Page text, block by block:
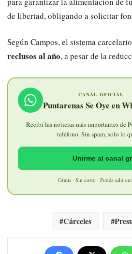
de libertad, obligando a solicitar
Según Campos, el sistema
reclusos al año, a pesar de la
CANAL OFICIAL
Puntarenas Se Oye en
Recibí las noticias más importantes de
teléfono. Sin spam, solo lo
Unirme al canal
Gratis · Sin costo · Podés salir
Cárceles